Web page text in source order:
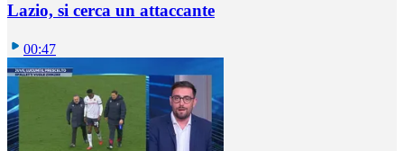
Lazio, si cerca un attaccante
00:47